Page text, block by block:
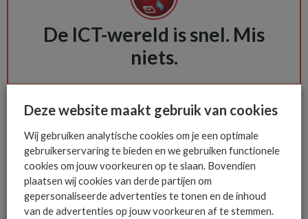
De ICT-wereld is snel. Mis
niets.
Het allerlaatste ICT nieuws in jouw
AANMELDEN
Deze website maakt gebruik van cookies
Wij gebruiken analytische cookies om je een optimale
gebruikerservaring te bieden en we gebruiken functionele
cookies om jouw voorkeuren op te slaan. Bovendien
plaatsen wij cookies van derde partijen om
gepersonaliseerde advertenties te tonen en de inhoud
van de advertenties op jouw voorkeuren af te stemmen.